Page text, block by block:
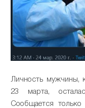
Личность мужчины,
23 марта,
Сообщается